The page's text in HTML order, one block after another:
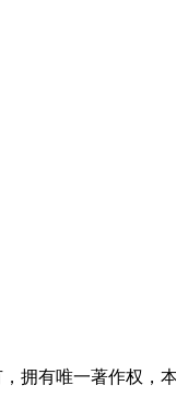
拥有唯一著作权，